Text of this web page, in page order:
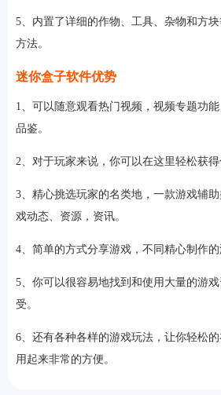
5、内置了详细的作物、工具、杂物和方
方法。
迷你盒子软件优势
1、可以随意观看热门视频，视频专题功
品鉴。
2、对于玩家来说，你可以在这里轻松获得
3、精心挑选玩家的名类地，一款游戏辅
戏动态、资源，资讯。
4、简单的方式分享游戏，不同精心制作的
5、你可以很容易地找到和使用大量的游
受。
6、还有各种各样的游戏玩法，让你轻松
用起来非常的方便。